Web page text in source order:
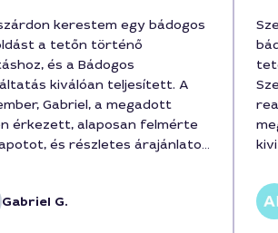
kerestem egy bádogos
a tetőn történő
és a Bádogos
kiválóan teljesített. A
Gabriel, a megadott
érkezett, alaposan felmérte
és részletes árajánlatot
120000 forint volt,
költségkeretet tartottunk, és
szakszerűen,
Gabriel G.